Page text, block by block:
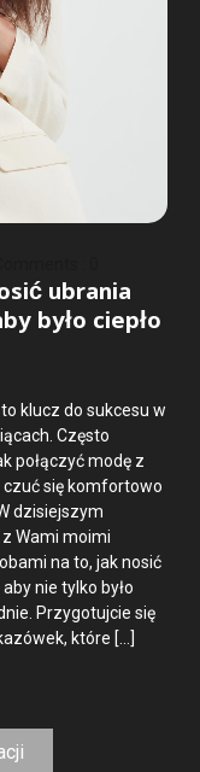
ubrania
było ciepło
klucz do sukcesu w
Często
połączyć modę z
się komfortowo
dzisiejszym
Wami moimi
na to, jak nosić
nie tylko było
Przygotujcie się
które […]